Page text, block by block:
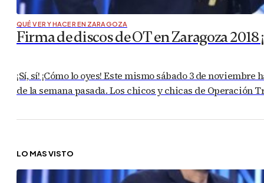
QUÉ VER Y HACER EN ZARAGOZA
Firma de discos de OT en Zaragoza 2018
¡Sí, sí! ¡Cómo lo oyes! Este mismo sábado 3 de
de la semana pasada. Los chicos y chicas de
LO MÁS VISTO